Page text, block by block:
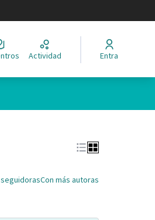
Actividad Entra
Con más autoras